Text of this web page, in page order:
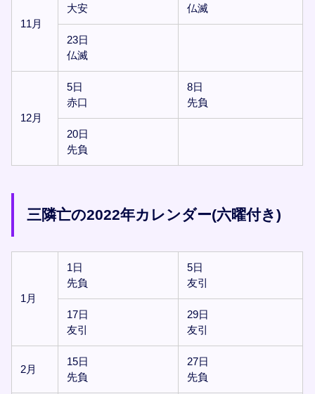
11月
大安
仏滅
23日
仏滅
12月
5日
赤口
8日
先負
20日
先負
三隣亡の2022年カレンダー(六曜付き)
1月
1日
先負
5日
友引
17日
友引
29日
友引
2月
15日
先負
27日
先負